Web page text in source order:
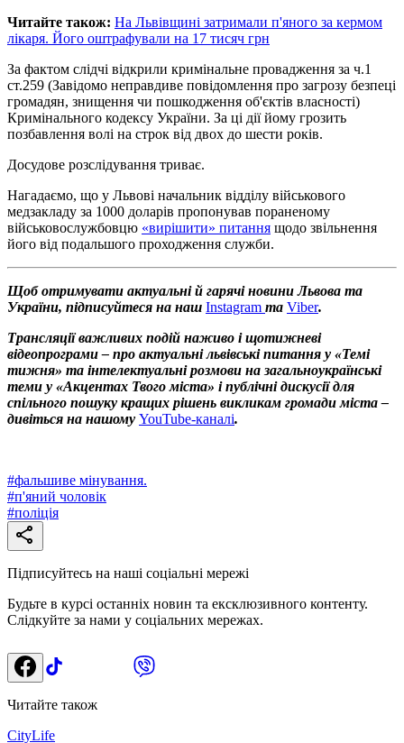
Читайте також: На Львівщині затримали п'яного за кермом
лікаря. Його оштрафували на 17 тисяч грн
За фактом слідчі відкрили кримінальне провадження за ч.1
ст.259 (Завідомо неправдиве повідомлення про загрозу безпеці
громадян, знищення чи пошкодження об'єктів власності)
Кримінального кодексу України. За ці дії йому грозить
позбавлення волі на строк від двох до шести років.
Досудове розслідування триває.
Нагадаємо, що у Львові начальник відділу військового
медзакладу за 1000 доларів пропонував пораненому
військовослужбовцю «вирішити» питання щодо звільнення
його від подальшого проходження служби.
Щоб отримувати актуальні й гарячі новини Львова та
України, підписуйтеся на наш Instagram та Viber.
Трансляції важливих подій наживо і щотижневі
відеопрограми – про актуальні львівські питання у «Темі
тижня» та інтелектуальні розмови на загальноукраїнські
теми у «Акцентах Твого міста» і публічні дискусії для
спільного пошуку кращих рішень викликам громади міста –
дивіться на нашому YouTube-каналі.
#фальшиве мінування.
#п'яний чоловік
#поліція
Підписуйтесь на наші соціальні мережі
Будьте в курсі останніх новин та ексклюзивного контенту.
Слідкуйте за нами у соціальних мережах.
Читайте також
CityLife